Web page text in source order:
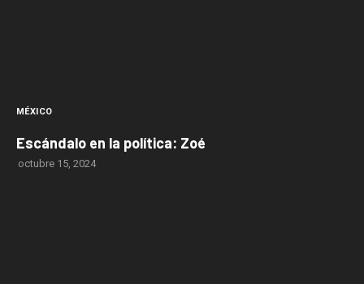
MÉXICO
Escándalo en la política: Zoé
octubre 15, 2024